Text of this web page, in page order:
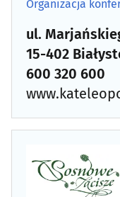
Organizacja
ul.
15-402
600 320 600